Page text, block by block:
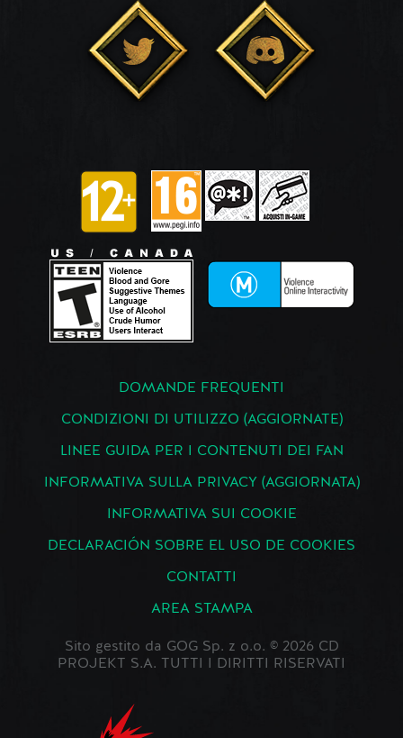
DOMANDE FREQUENTI
CONDIZIONI DI UTILIZZO (AGGIORNATE)
LINEE GUIDA PER I CONTENUTI DEI FAN
INFORMATIVA SULLA PRIVACY (AGGIORNATA)
INFORMATIVA SUI COOKIE
DECLARACIÓN SOBRE EL USO DE COOKIES
CONTATTI
AREA STAMPA
Sito gestito da GOG Sp. z o.o. © 2026 CD
PROJEKT S.A. TUTTI I DIRITTI RISERVATI